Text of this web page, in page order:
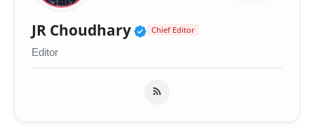
JR Choudhary Verified Public Figure
Chief Editor
Editor